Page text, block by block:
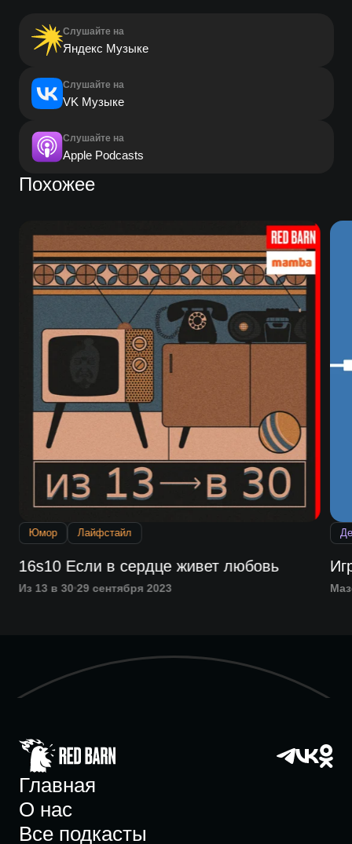
Слушайте на
Яндекс Музыке
Слушайте на
VK Музыке
Слушайте на
Apple Podcasts
Похожее
Юмор Лайфстайл
16s10 Если в сердце живет любовь
Из 13 в 30 29 сентября 2023
Главная
О нас
Все подкасты